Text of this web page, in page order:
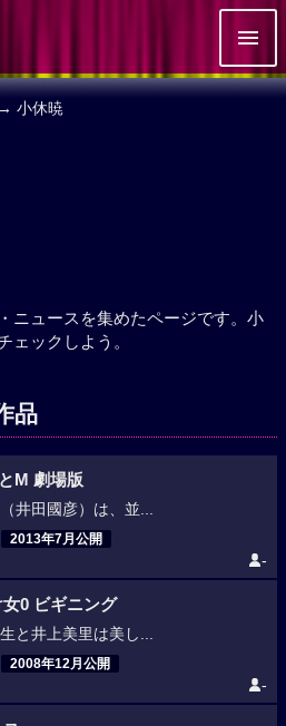
→ 小休暁
ニュースを集めたページです。小
ェックしよう。
品
M 劇場版
井田國彦）は、並...
2013年7月公開
-
女0 ビギニング
と井上美里は美し...
2008年12月公開
-